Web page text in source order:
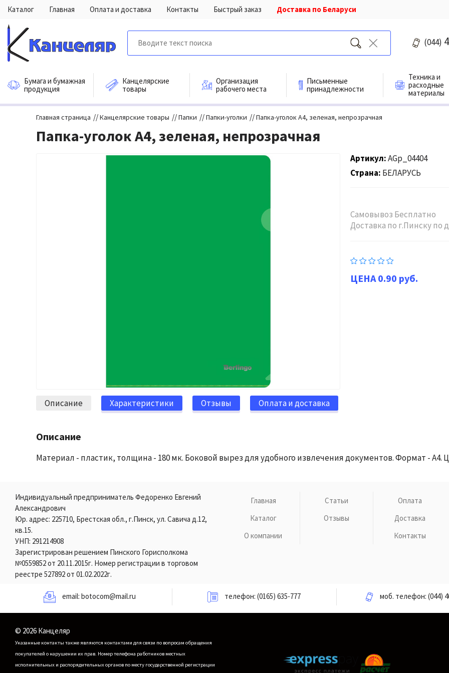
Каталог Главная Оплата и доставка Контакты Быстрый заказ Доставка по Беларуси
(044)
Бумага и бумажная
продукция
Канцелярские
товары
Организация
рабочего места
Письменные
принадлежности
Техника и
расходные
материалы
Главная страница //Канцелярские товары //Папки //Папки-уголки //Папка-уголок А4, зеленая, непрозрачная
Папка-уголок А4, зеленая, непрозрачная
Артикул AGp_04404
Страна БЕЛАРУСЬ
Самовывоз Бесплатно
Доставка по г.Пинску по
0.90 руб.
Описание Характеристики Отзывы Оплата и доставка
Описание
Материал - пластик, толщина - 180 мк. Боковой вырез для удобного извлечения документов. Формат - А4.
Индивидуальный предприниматель Федоренко Евгений
Александрович
Юр. адрес: 225710, Брестская обл., г.Пинск, ул. Савича д.12,
кв.15.
УНП: 291214908
Зарегистрирован решением Пинского Горисполкома
№0559852 от 20.11.2015г. Номер регистрации в торговом
реестре 527892 от 01.02.2022г.
Главная
Каталог
О компании
Статьи
Отзывы
Оплата
Доставка
Контакты
email: botocom@mail.ru телефон:(0165) 635-777 моб. телефон:(044)
© 2026 Канцеляр
Указанные контакты также являются контактами для связи по вопросам обращения
покупателей о нарушении их прав. Номер телефона работников местных
исполнительных и распорядительных органов по месту государственной регистрации